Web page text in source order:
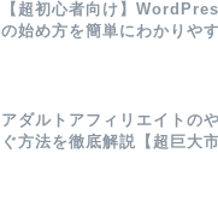
【超初心者向け】
の始め方を簡単にわかりや
アダルトアフィリエイトの
ぐ方法を徹底解説【超巨大市